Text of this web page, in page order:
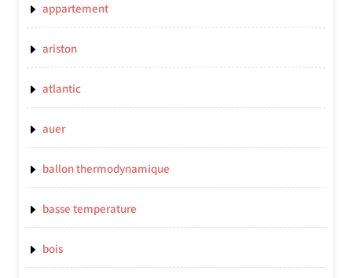
appartement
ariston
atlantic
auer
ballon thermodynamique
basse temperature
bois